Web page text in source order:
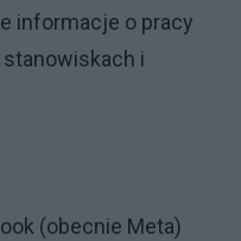
informacje o pracy
stanowiskach i
(obecnie Meta)